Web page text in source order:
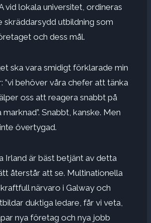
vid lokala universitet, ordineras
skräddarsydd utbildning som
och dess mål.
ska vara smidigt förklarade min
”vi behöver våra chefer att tänka
oss att reagera snabbt på
Snabbt, kanske. Men
övertygad.
Irland är bäst betjänt av detta
återstår att se. Multinationella
närvaro i Galway och
duktiga ledare, får vi veta,
nya företag och nya jobb